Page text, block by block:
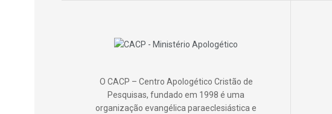
O CACP – Centro Apologético Cristão de
Pesquisas, fundado em 1998 é uma
organização evangélica paraeclesiástica e